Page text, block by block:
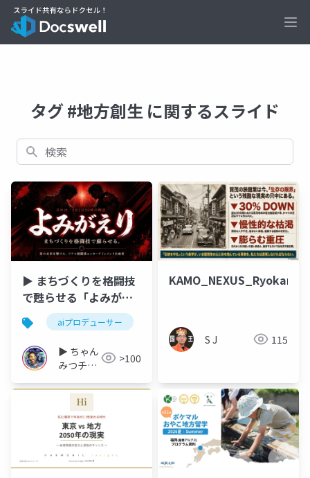
タグ #地方創生 に関するスライド
検索
▶︎ まちづくりを格闘技
で甦らせる「よみがえ
り」（リアリズムエン
タテイメント）
aiプロデューサー
▶︎ ちゃん
みつチャ
（AIプロ
デューサ
ー）
>100
S J 115